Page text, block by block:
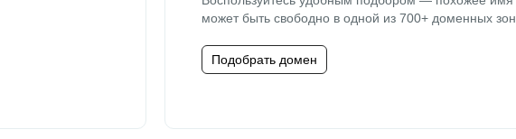
может быть свободно в одной из 700+ доменных зон.
Подобрать домен